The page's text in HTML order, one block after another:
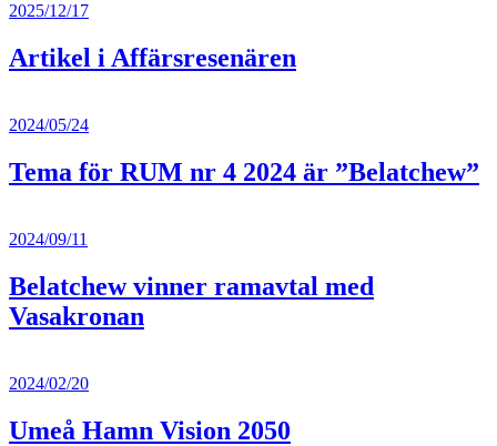
2025/12/17
Artikel i Affärsresenären
2024/05/24
Tema för RUM nr 4 2024 är ”Belatchew”
2024/09/11
Belatchew vinner ramavtal med
Vasakronan
2024/02/20
Umeå Hamn Vision 2050